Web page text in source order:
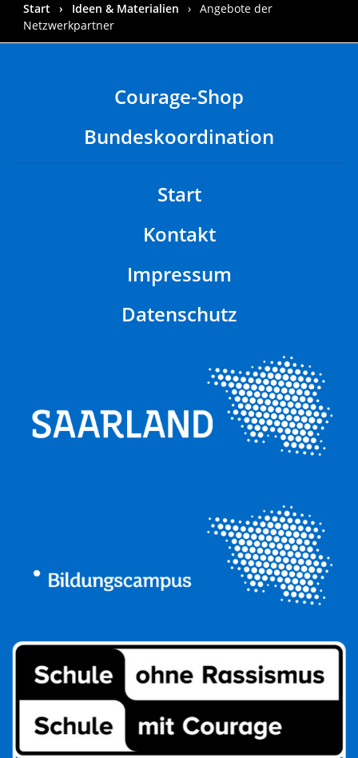
Start Ideen & Materialien
Angebote der
Netzwerkpartner
Courage-Shop
Bundeskoordination
Start
Kontakt
Impressum
Datenschutz